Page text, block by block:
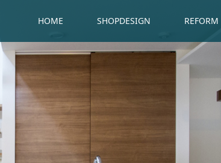
HOME SHOPDESIGN REFORM